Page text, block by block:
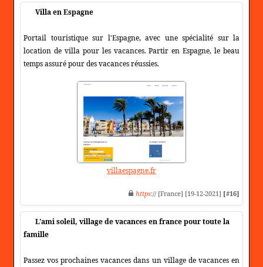
Villa en Espagne
Portail touristique sur l'Espagne, avec une spécialité sur la
location de villa pour les vacances. Partir en Espagne, le beau
temps assuré pour des vacances réussies.
villaespagne.fr
https:// [France] [19-12-2021] [#16]
L'ami soleil, village de vacances en france pour toute la
famille
Passez vos prochaines vacances dans un village de vacances en